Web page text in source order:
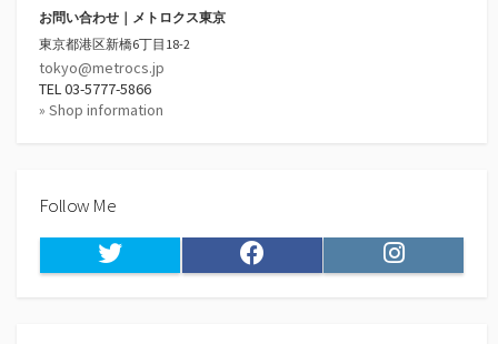
お問い合わせ｜メトロクス東京
東京都港区新橋6丁目18-2
tokyo@metrocs.jp
TEL 03-5777-5866
» Shop information
Follow Me
Twitter Facebook Instagram